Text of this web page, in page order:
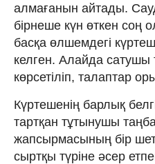
алмағанын айтады.
бірнеше күн өткен соң
басқа өлшемдегі
келген. Алайда
көрсетіліп, талаптар
Күртешенің барлық
тартқан тұтынушы
жапсырмасының бір
сыртқы түріне әсер